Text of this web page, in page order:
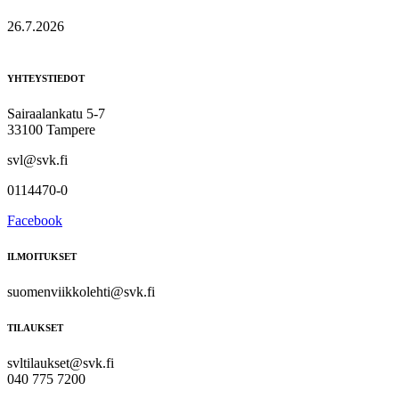
26.7.2026
YHTEYSTIEDOT
Sairaalankatu 5-7
33100 Tampere
svl@svk.fi
0114470-0
Facebook
ILMOITUKSET
suomenviikkolehti@svk.fi
TILAUKSET
svltilaukset@svk.fi
040 775 7200